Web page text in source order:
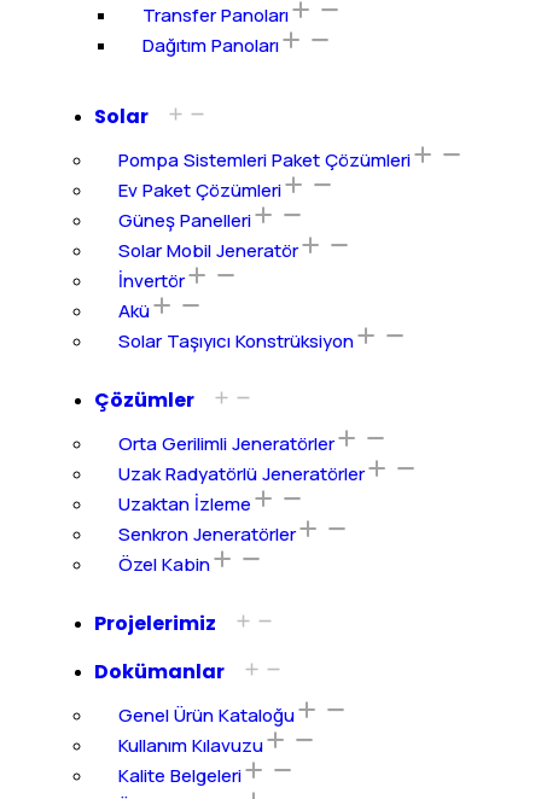
Transfer Panoları
Dağıtım Panoları
Solar
Pompa Sistemleri Paket Çözümleri
Ev Paket Çözümleri
Güneş Panelleri
Solar Mobil Jeneratör​
İnvertör
Akü
Solar Taşıyıcı Konstrüksiyon
Çözümler
Orta Gerilimli Jeneratörler
Uzak Radyatörlü Jeneratörler
Uzaktan İzleme
Senkron Jeneratörler
Özel Kabin
Projelerimiz
Dokümanlar
Genel Ürün Kataloğu
Kullanım Kılavuzu
Kalite Belgeleri